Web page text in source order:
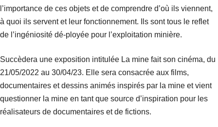
l’importance de ces objets et de comprendre d’où ils viennent,
à quoi ils servent et leur fonctionnement. Ils sont tous le reflet
de l’ingéniosité dé-ployée pour l’exploitation minière.
Succèdera une exposition intitulée La mine fait son cinéma, du
21/05/2022 au 30/04/23. Elle sera consacrée aux films,
documentaires et dessins animés inspirés par la mine et vient
questionner la mine en tant que source d’inspiration pour les
réalisateurs de documentaires et de fictions.